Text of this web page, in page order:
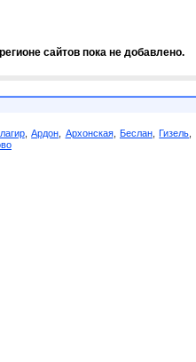
сайтов пока не добавлено.
,Ардон Архонская, Беслан,Гизель